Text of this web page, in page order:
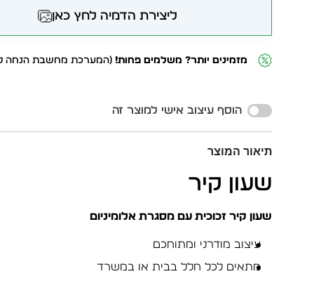
ליצירת הדמיה לחץ כאן
מזמינים יותר? משלמים פחות! (המערכת מחשבת הנחה
הוסף עיצוב אישי למוצר זה
תיאור המוצר
שעון קיר
שעון קיר זכוכית עם מסגרת אלומיניום
עיצוב מודרני ומתוחכם
מתאים לכל חלל בבית או במשרד